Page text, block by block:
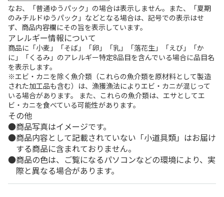
なお、「普通ゆうパック」の場合は表示しません。また、「夏期
のみチルドゆうパック」などとなる場合は、記号での表示はせ
ず、商品内容欄にその旨を表示しています。
アレルギー情報について
商品に「小麦」「そば」「卵」「乳」「落花生」「えび」「か
に」「くるみ」のアレルギー特定8品目を含んでいる場合に品目名
を表示します。
※エビ・カニを除く魚介類（これらの魚介類を原材料として製造
された加工品も含む）は、漁獲漁法によりエビ・カニが混じって
いる場合があります。 また、これらの魚介類は、エサとしてエ
ビ・カニを食べている可能性があります。
その他
商品写真はイメージです。
商品内容として記載されていない「小道具類」はお届け
する商品に含まれておりません。
商品の色は、ご覧になるパソコンなどの環境により、実
際と異なる場合があります。